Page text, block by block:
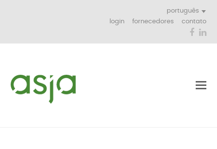
português
login
fornecedores contato